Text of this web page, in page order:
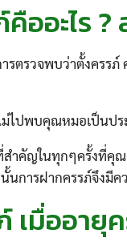
ออะไร
รตรวจพบว่าตั้งคร
ไปพบคุณหมอเป็นปร
คัญในทุกๆครั้งที่คุณ
นการฝากครรภ์จึงมี
เมื่ออายุ